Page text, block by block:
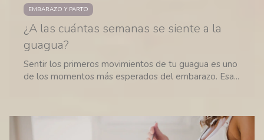
¿A las cuántas semanas se siente a la
guagua?
EMBARAZO Y PARTO
Sentir los primeros movimientos de tu guagua es uno
de los momentos más esperados del embarazo. Esa...